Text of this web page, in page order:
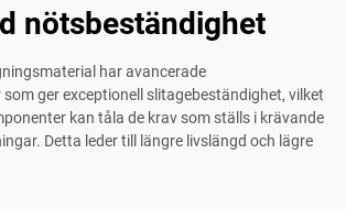
nötsbeständighet
har avancerade
ger exceptionell slitagebeständighet, vilket
kan tåla de krav som ställs i krävande
Detta leder till längre livslängd och lägre